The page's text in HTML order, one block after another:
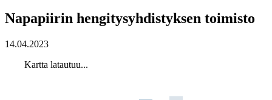
Napapiirin hengitysyhdistyksen toimisto
14.04.2023
Kartta latautuu...